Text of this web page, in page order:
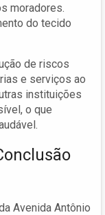
moradores.
do tecido
de riscos
e serviços ao
instituições
o que
Avenida Antônio